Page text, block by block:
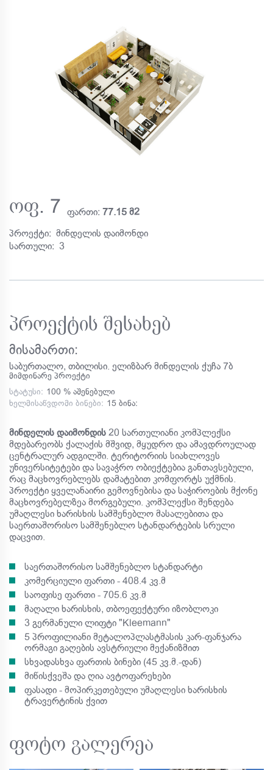
ოფ. 7 ფართი: 77.15 მ2
პროექტი: მინდელის დაიმონდი
სართული: 3
პროექტის შესახებ
მისამართი:
საბურთალო, თბილისი. ელიზბარ მინდელის ქუჩა 7ბ
მიმდინარე პროექტი
სტატუსი: 100 % აშენებული
ხელმისაწვდომი ბინები: 15 ბინა:
მინდელის დაიმონდის20 სართულიანი კომპლექსი
მდებარეობს ქალაქის მშვიდ, მყუდრო და ამავდროულად
ცენტრალურ ადგილში. ტერიტორიის სიახლოვეს
უნივერსიტეტები და სავაჭრო ობიექტებია განთავსებული,
რაც მაცხოვრებლებს დამატებით კომფორტს უქმნის.
პროექტი ყველანაირი გემოვნებისა და საჭიროების მქონე
მაცხოვრებელზეა მორგებული. კომპლექსი შენდება
უმაღლესი ხარისხის სამშენებლო მასალებითა და
საერთაშორისო სამშენებლო სტანდარტების სრული
დაცვით.
საერთაშორისო სამშენებლო სტანდარტი
კომერციული ფართი - 408.4 კვ.მ
საოფისე ფართი - 705.6 კვ.მ
მაღალი ხარისხის, თბოეფექტური იზობლოკი
3 გერმანული ლიფტი "Kleemann"
5 პროფილიანი მეტალოპლასტმასის კარ-ფანჯარა
ორმაგი გაღების ავსტრიული მექანიზმით
სხვადასხვა ფართის ბინები (45 კვ.მ.-დან)
მიწისქვეშა და ღია ავტოფარეხები
ფასადი - მოპირკეთებული უმაღლესი ხარისხის
ტრავერტინის ქვით
ფოტო გალერეა